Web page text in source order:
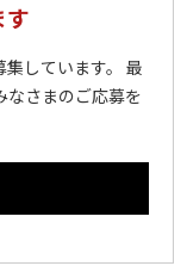
す
しています。 最
なさまのご応募を